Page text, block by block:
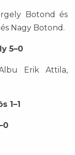
Botond és
Nagy Botond.
5–0
Erik Attila,
1–1